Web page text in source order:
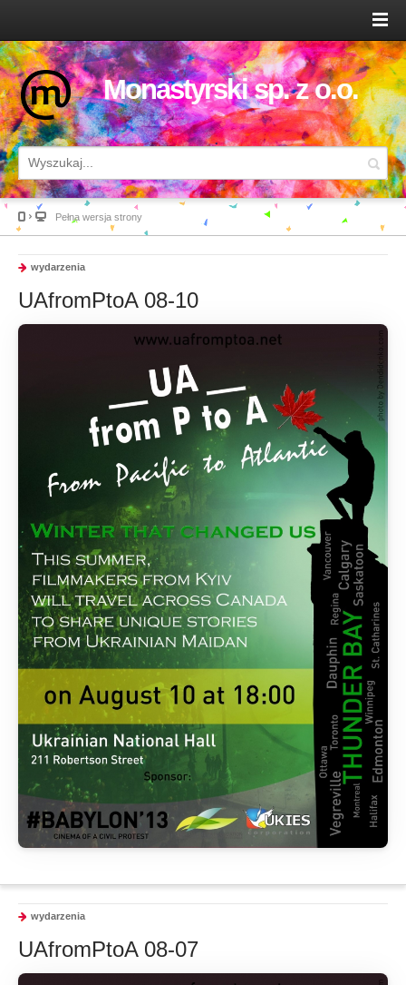
Monastyrski sp. z o.o.
Pełna wersja strony
wydarzenia
UAfromPtoA 08-10
wydarzenia
UAfromPtoA 08-07